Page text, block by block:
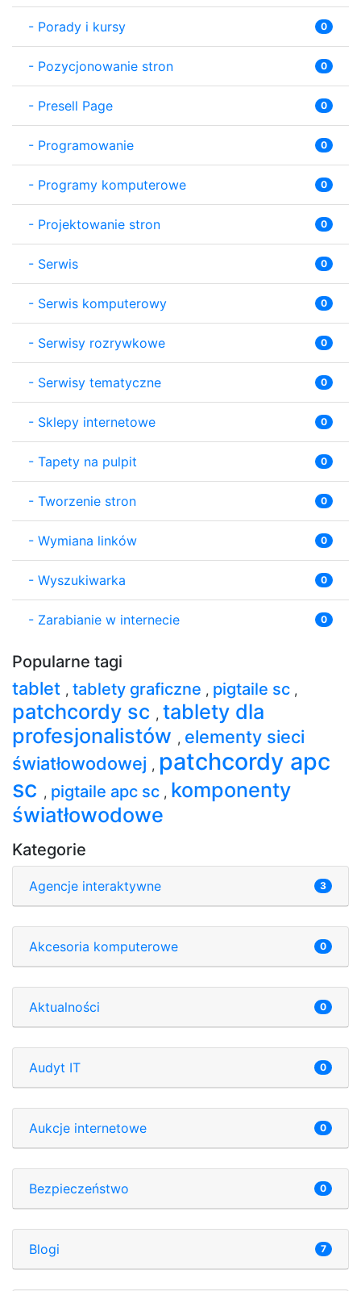
- Porady i kursy 0
- Pozycjonowanie stron 0
- Presell Page 0
- Programowanie 0
- Programy komputerowe 0
- Projektowanie stron 0
- Serwis 0
- Serwis komputerowy 0
- Serwisy rozrywkowe 0
- Serwisy tematyczne 0
- Sklepy internetowe 0
- Tapety na pulpit 0
- Tworzenie stron 0
- Wymiana linków 0
- Wyszukiwarka 0
- Zarabianie w internecie 0
Popularne tagi
tablet , tablety graficzne , pigtaile sc ,
patchcordy sc , tablety dla
profesjonalistów , elementy sieci
światłowodowej , patchcordy apc
sc , pigtaile apc sc , komponenty
światłowodowe
Kategorie
Agencje interaktywne 3
Akcesoria komputerowe 0
Aktualności 0
Audyt IT 0
Aukcje internetowe 0
Bezpieczeństwo 0
Blogi 7